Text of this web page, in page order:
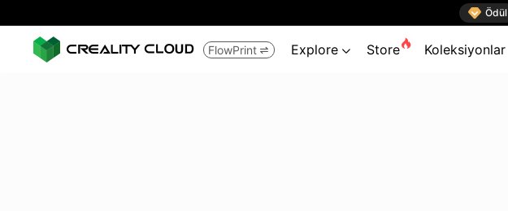
 Ödül
FlowPrint  Explore  Store Koleksiyonlar